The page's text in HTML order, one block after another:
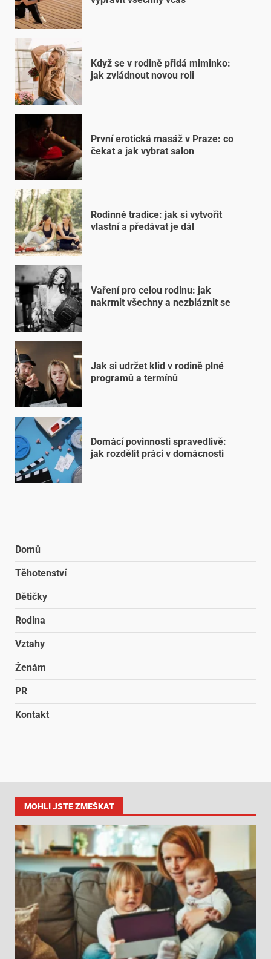
Když se v rodině přidá miminko:
jak zvládnout novou roli
První erotická masáž v Praze: co
čekat a jak vybrat salon
Rodinné tradice: jak si vytvořit
vlastní a předávat je dál
Vaření pro celou rodinu: jak
nakrmit všechny a nezbláznit se
Jak si udržet klid v rodině plné
programů a termínů
Domácí povinnosti spravedlivě:
jak rozdělit práci v domácnosti
Domů
Těhotenství
Dětičky
Rodina
Vztahy
Ženám
PR
Kontakt
MOHLI JSTE ZMEŠKAT